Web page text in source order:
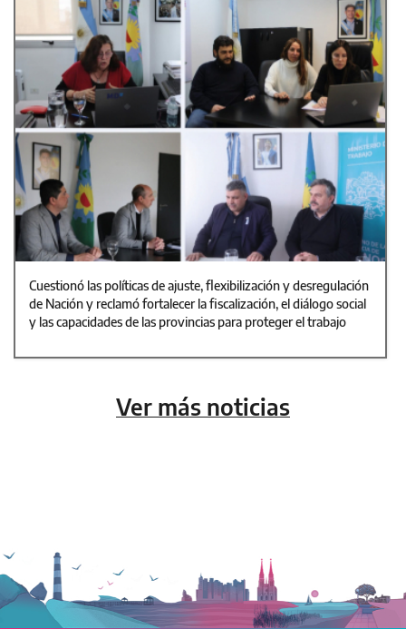
Cuestionó las políticas de ajuste, flexibilización y desregulación
de Nación y reclamó fortalecer la fiscalización, el diálogo social
y las capacidades de las provincias para proteger el trabajo
Ver más noticias